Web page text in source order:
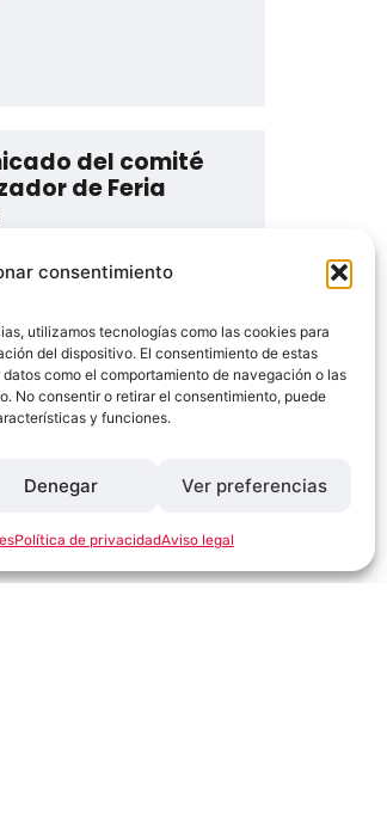
consentimiento
utilizamos tecnologías como las cookies para
del dispositivo. El consentimiento de estas
como el comportamiento de navegación o las
No consentir o retirar el consentimiento, puede
y funciones.
Denegar Ver preferencias
Política de privacidadAviso legal
del comité
de Feria
de CHURRA,